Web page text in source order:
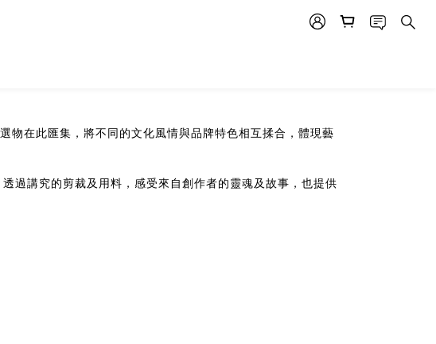
在此匯集，將不同的文化風情與品牌特色相互揉合，體現藝
過講究的剪裁及用料，感受來自創作者的靈魂及故事，也提供